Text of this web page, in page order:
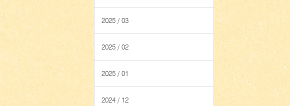
2025 / 03
2025 / 02
2025 / 01
2024 / 12